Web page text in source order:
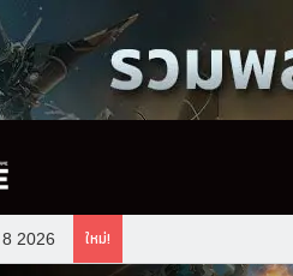
2026 ใหม่!